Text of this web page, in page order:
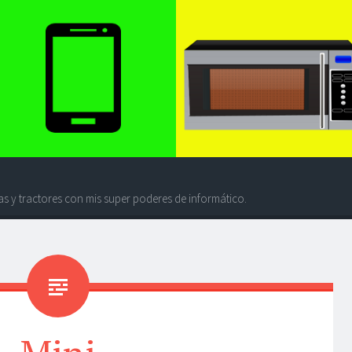
y tractores con mis super poderes de informático.